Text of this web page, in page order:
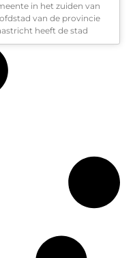
in het zuiden van
van de provincie
heeft de stad